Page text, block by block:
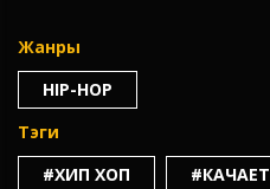
Жанры
HIP-HOP
Тэги
#ХИП ХОП
#КАЧАЕТ